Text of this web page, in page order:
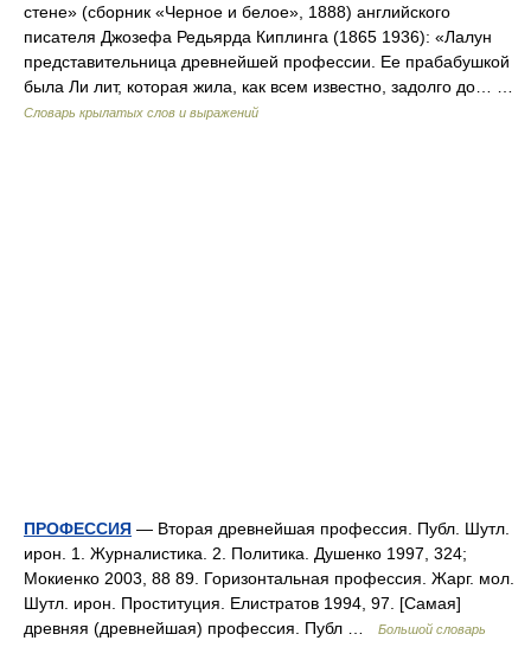
стене» (сборник «Черное и белое», 1888) английского
писателя Джозефа Редьярда Киплинга (1865 1936): «Лалун
представительница древнейшей профессии. Ее прабабушкой
была Ли лит, которая жила, как всем известно, задолго до… …
Словарь крылатых слов и выражений
ПРОФЕССИЯ — Вторая древнейшая профессия. Публ. Шутл.
ирон. 1. Журналистика. 2. Политика. Душенко 1997, 324;
Мокиенко 2003, 88 89. Горизонтальная профессия. Жарг. мол.
Шутл. ирон. Проституция. Елистратов 1994, 97. [Самая]
древняя (древнейшая) профессия. Публ …
Большой словарь